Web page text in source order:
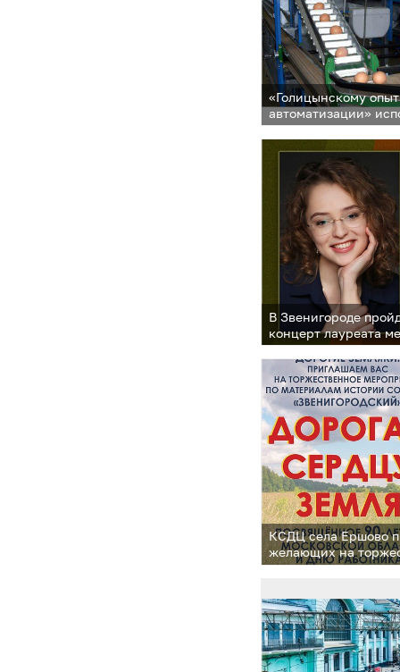
«Голицынскому
автоматизации»
В Звенигороде
концерт лауреата
конкурсов Яны
КСДЦ села Ершово
желающих на
по материалам